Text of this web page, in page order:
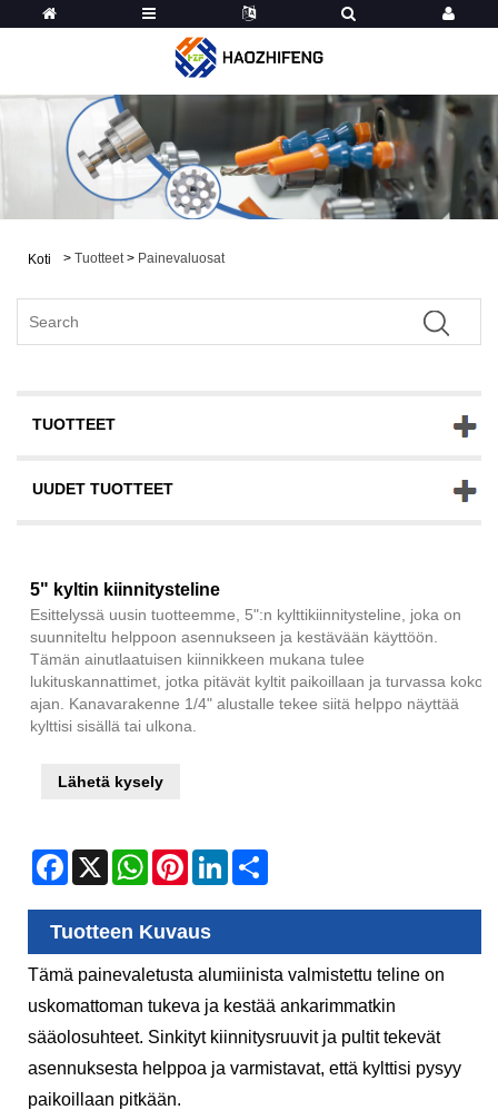
Koti > Tuotteet > Painevaluosat
TUOTTEET
UUDET TUOTTEET
5" kyltin kiinnitysteline
Esittelyssä uusin tuotteemme, 5":n kylttikiinnitysteline, joka on
suunniteltu helppoon asennukseen ja kestävään käyttöön.
Tämän ainutlaatuisen kiinnikkeen mukana tulee
lukituskannattimet, jotka pitävät kyltit paikoillaan ja turvassa koko
ajan. Kanavarakenne 1/4" alustalle tekee siitä helppo näyttää
kylttisi sisällä tai ulkona.
Lähetä kysely
Facebook
X WhatsAppPinterestLinkedIn
Tuotteen Kuvaus
Tämä painevaletusta alumiinista valmistettu teline on
uskomattoman tukeva ja kestää ankarimmatkin
sääolosuhteet. Sinkityt kiinnitysruuvit ja pultit tekevät
asennuksesta helppoa ja varmistavat, että kylttisi pysyy
paikoillaan pitkään.